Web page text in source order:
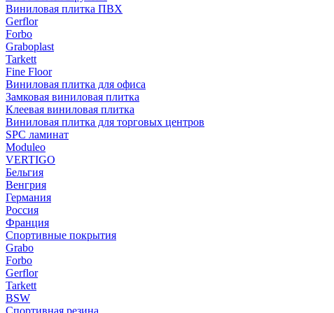
Виниловая плитка ПВХ
Gerflor
Forbo
Graboplast
Tarkett
Fine Floor
Виниловая плитка для офиса
Замковая виниловая плитка
Клеевая виниловая плитка
Виниловая плитка для торговых центров
SPC ламинат
Moduleo
VERTIGO
Бельгия
Венгрия
Германия
Россия
Франция
Спортивные покрытия
Grabo
Forbo
Gerflor
Tarkett
BSW
Спортивная резина